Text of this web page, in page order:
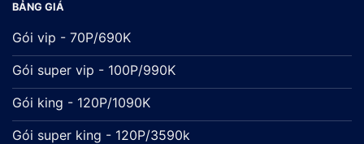
BẢNG GIÁ
Gói vip - 70P/690K
Gói super vip - 100P/990K
Gói king - 120P/1090K
Gói super king - 120P/3590k